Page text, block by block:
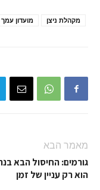
מועדון עמך מקהלת ניצן
מאמר הבא
גורמים: החיסול הבא
הוא רק עניין של זמן